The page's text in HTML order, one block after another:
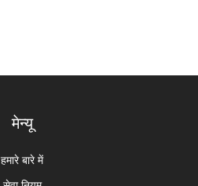
मेन्यू
हमारे बारे में